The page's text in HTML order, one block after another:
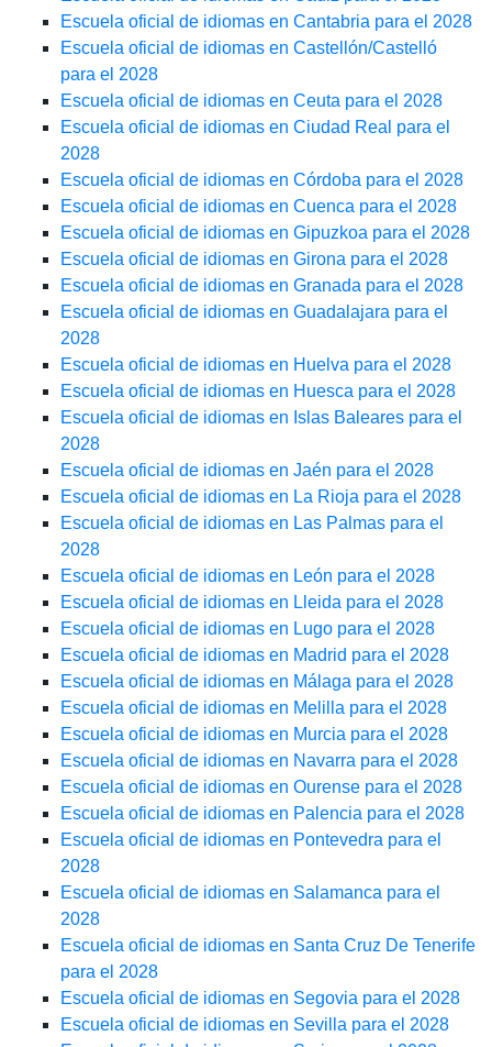
Escuela oficial de idiomas en Cantabria para el 2028
Escuela oficial de idiomas en Castellón/Castelló
para el 2028
Escuela oficial de idiomas en Ceuta para el 2028
Escuela oficial de idiomas en Ciudad Real para el
2028
Escuela oficial de idiomas en Córdoba para el 2028
Escuela oficial de idiomas en Cuenca para el 2028
Escuela oficial de idiomas en Gipuzkoa para el 2028
Escuela oficial de idiomas en Girona para el 2028
Escuela oficial de idiomas en Granada para el 2028
Escuela oficial de idiomas en Guadalajara para el
2028
Escuela oficial de idiomas en Huelva para el 2028
Escuela oficial de idiomas en Huesca para el 2028
Escuela oficial de idiomas en Islas Baleares para el
2028
Escuela oficial de idiomas en Jaén para el 2028
Escuela oficial de idiomas en La Rioja para el 2028
Escuela oficial de idiomas en Las Palmas para el
2028
Escuela oficial de idiomas en León para el 2028
Escuela oficial de idiomas en Lleida para el 2028
Escuela oficial de idiomas en Lugo para el 2028
Escuela oficial de idiomas en Madrid para el 2028
Escuela oficial de idiomas en Málaga para el 2028
Escuela oficial de idiomas en Melilla para el 2028
Escuela oficial de idiomas en Murcia para el 2028
Escuela oficial de idiomas en Navarra para el 2028
Escuela oficial de idiomas en Ourense para el 2028
Escuela oficial de idiomas en Palencia para el 2028
Escuela oficial de idiomas en Pontevedra para el
2028
Escuela oficial de idiomas en Salamanca para el
2028
Escuela oficial de idiomas en Santa Cruz De Tenerife
para el 2028
Escuela oficial de idiomas en Segovia para el 2028
Escuela oficial de idiomas en Sevilla para el 2028